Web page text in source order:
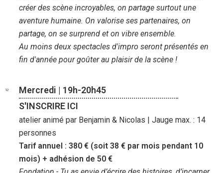
créer des scène incroyables, on partage surtout une
aventure humaine. On valorise ses partenaires, on
partage, on se surprend et on vibre ensemble.
Au moins deux spectacles d'impro seront présentés en
fin d'année pour goûter au plaisir de la scène !
Mercredi | 19h-20h45
S'INSCRIRE ICI
atelier animé par Benjamin & Nicolas | Jauge max. : 14
personnes
Tarif annuel : 380 € (soit 38 € par mois pendant 10
mois) + adhésion de 50 €